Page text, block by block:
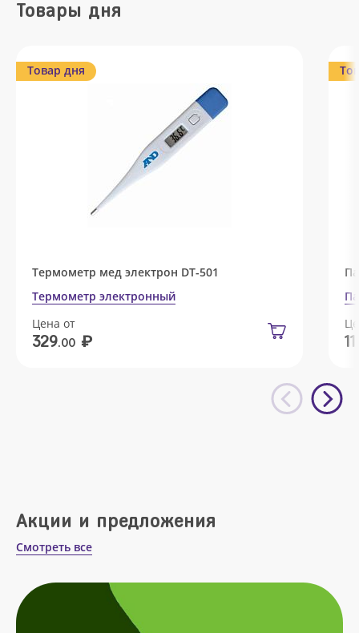
Товары дня
Товар дня
Термометр мед электрон DT-501
Термометр электронный
Цена от
329.00 ₽ 11
Акции и предложения
Смотреть все